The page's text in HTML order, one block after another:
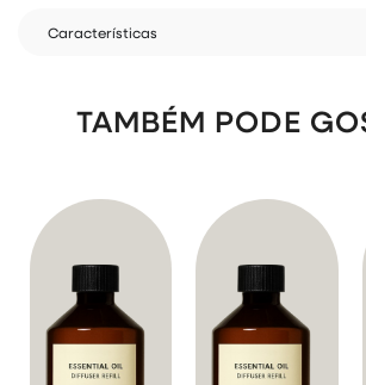
Características
TAMBÉM PODE